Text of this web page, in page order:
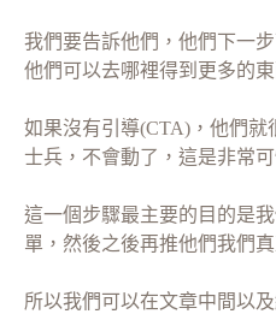
我們要告訴他們，他們下一
他們可以去哪裡得到更多的東
如果沒有引導(CTA)，他們就
士兵，不會動了，這是非常可
這一個步驟最主要的目的是
單，然後之後再推他們我們
所以我們可以在文章中間以